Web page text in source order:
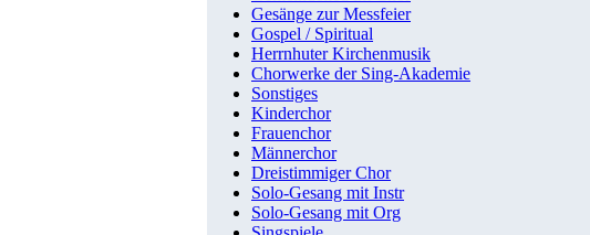
Gesänge zur Messfeier
Gospel / Spiritual
Herrnhuter Kirchenmusik
Chorwerke der Sing-Akademie
Sonstiges
Kinderchor
Frauenchor
Männerchor
Dreistimmiger Chor
Solo-Gesang mit Instr
Solo-Gesang mit Org